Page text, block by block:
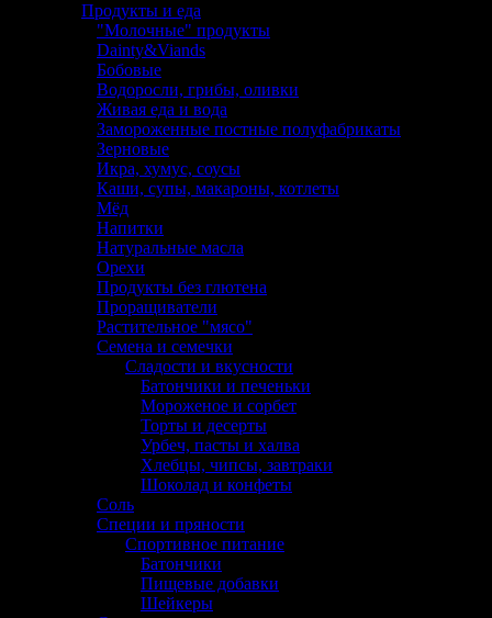
Продукты и еда
"Молочные" продукты
Dainty&Viands
Бобовые
Водоросли, грибы, оливки
Живая еда и вода
Замороженные постные полуфабрикаты
Зерновые
Икра, хумус, соусы
Каши, супы, макароны, котлеты
Мёд
Напитки
Натуральные масла
Орехи
Продукты без глютена
Проращиватели
Растительное "мясо"
Семена и семечки
Сладости и вкусности
Батончики и печеньки
Мороженое и сорбет
Торты и десерты
Урбеч, пасты и халва
Хлебцы, чипсы, завтраки
Шоколад и конфеты
Соль
Специи и пряности
Спортивное питание
Батончики
Пищевые добавки
Шейкеры